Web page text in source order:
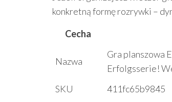
konkretną formę rozrywki –
Cecha
Nazwa
Gra planszowa
Erfolgsserie!
SKU
411fc65b9845